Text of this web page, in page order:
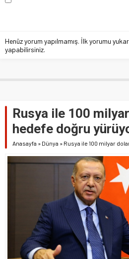
Henüz yorum yapılmamış. İlk yorumu
yapabilirsiniz.
Rusya ile 100
hedefe doğru
Anasayfa » Dünya » Rusya ile 100 milyar